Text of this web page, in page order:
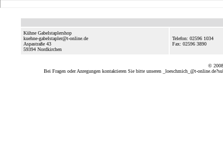
Kühne Gabelstaplershop
kuehne-gabelstapler@t-online.de
Aspastraße 43
59394 Nordkirchen
Telefon: 02596 1034
Fax: 02596 3890
© 2008
Bei Fragen oder Anregungen kontaktieren Sie bitte unseren
_loeschmich_@t-